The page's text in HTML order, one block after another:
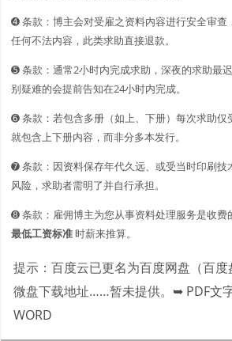
➍ 条款：博主会对受雇之资料内容进行安全审查
任何不法内容，此类求助直接退款。
➎ 条款：通常2小时内完成求助，深夜的求助最
别疑难的会提前告知在24小时内完成。
➏ 条款：若包含多册（如上、下册）每次求助仅
就包含上下册内容，而非分多本发行。
➐ 条款：因资料保存年代久远、或受当时印刷技
风险，求助者需明了并自行承担。
➑ 条款：雇佣博主为您从事资料处理服务是收费
最低工资标准时薪来推算。
提示：百度云已更名为百度网盘（百度
微盘下载地址……暂未提供。 ➥ PDF文
WORD